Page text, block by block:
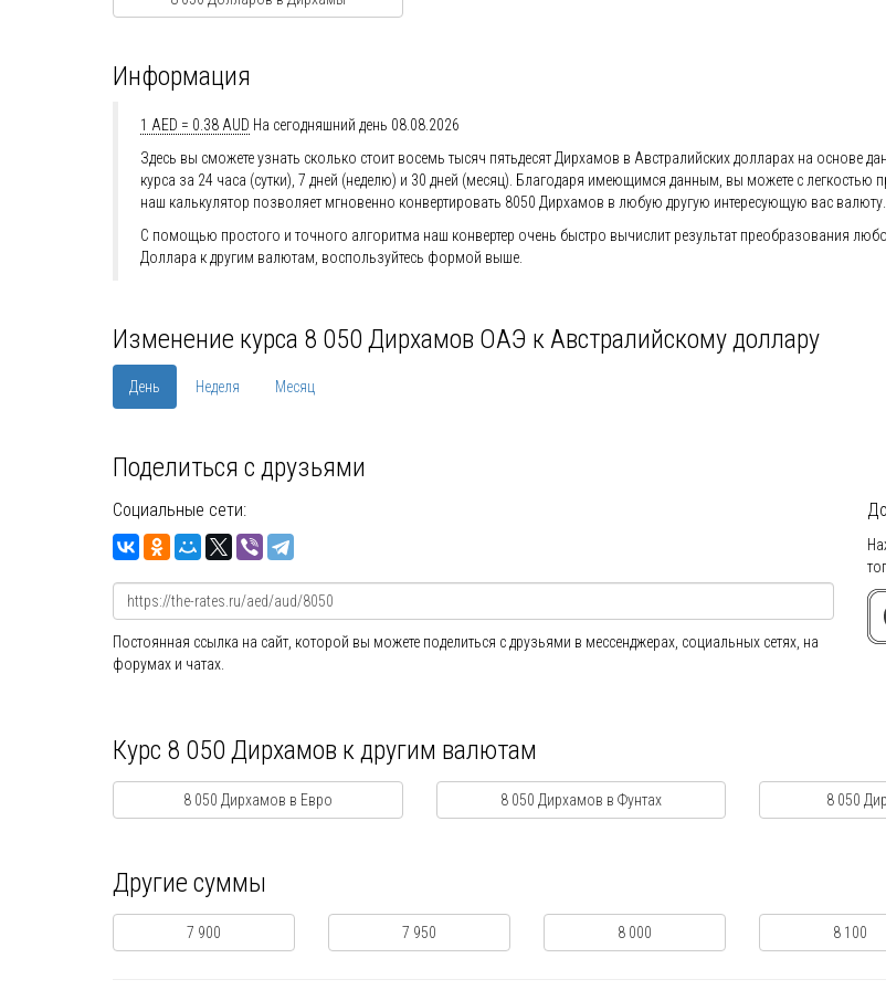
Информация
1 AED = 0.38 AUD На сегодняшний день 08.08.2026
Здесь вы сможете узнать сколько стоит восемь тысяч пятьдесят Дирхамов в Австралийских долларах на основе
курса за 24 часа (сутки), 7 дней (неделю) и 30 дней (месяц). Благодаря имеющимся данным, вы можете с
наш калькулятор позволяет мгновенно конвертировать 8050 Дирхамов в любую другую интересующую вас валюту.
С помощью простого и точного алгоритма наш конвертер очень быстро вычислит результат преобразования
Доллара к другим валютам, воспользуйтесь формой выше.
Изменение курса 8 050 Дирхамов ОАЭ к Австралийскому доллару
День Неделя Месяц
Поделиться с друзьями
Социальные сети:
Постоянная ссылка на сайт, которой вы можете поделиться с друзьями в мессенджерах, социальных сетях, на
форумах и чатах.
Курс 8 050 Дирхамов к другим валютам
8 050 Дирхамов в Евро 8 050 Дирхамов в Фунтах 8 050
Другие суммы
7 900 7 950 8 000 8 100